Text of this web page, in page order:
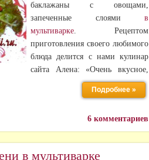
баклажаны с овощами,
запеченные слоями в
мультиварке. Рецептом
приготовления своего любимого
блюда делится с нами кулинар
сайта Алена: «Очень вкусное,
Подробнее »
6 комментариев
в мультиварке